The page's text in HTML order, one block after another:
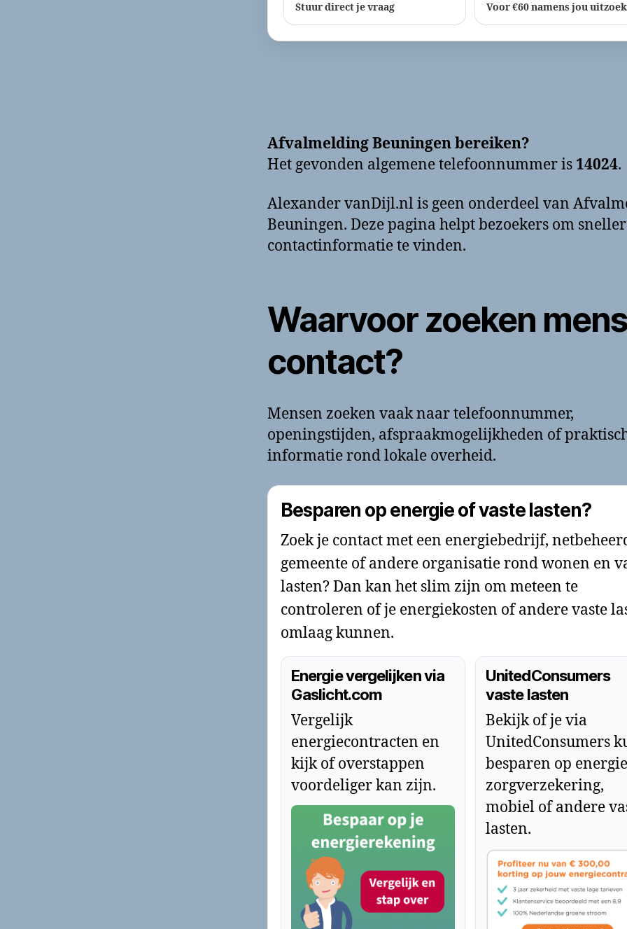
Stuur direct je vraag Voor €60 namens jou
Afvalmelding Beuningen bereiken?
Het gevonden algemene telefoonnummer is 14024.
Alexander vanDijl.nl is geen onderdeel van
Beuningen. Deze pagina helpt bezoekers om sneller
contactinformatie te vinden.
Waarvoor zoeken
contact?
Mensen zoeken vaak naar telefoonnummer,
openingstijden, afspraakmogelijkheden of
informatie rond lokale overheid.
Besparen op energie of vaste lasten?
Zoek je contact met een energiebedrijf,
gemeente of andere organisatie rond wonen en
lasten? Dan kan het slim zijn om meteen te
controleren of je energiekosten of andere vaste
omlaag kunnen.
Energie vergelijken via
Gaslicht.com
Vergelijk
energiecontracten en
kijk of overstappen
voordeliger kan zijn.
UnitedConsumers
vaste lasten
Bekijk of je via
UnitedConsumers
besparen op
zorgverzekering,
mobiel of andere
lasten.